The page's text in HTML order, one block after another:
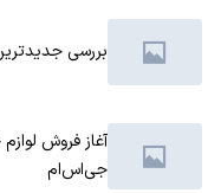
بررسی
آغاز فروش
جی‌اس‌ام